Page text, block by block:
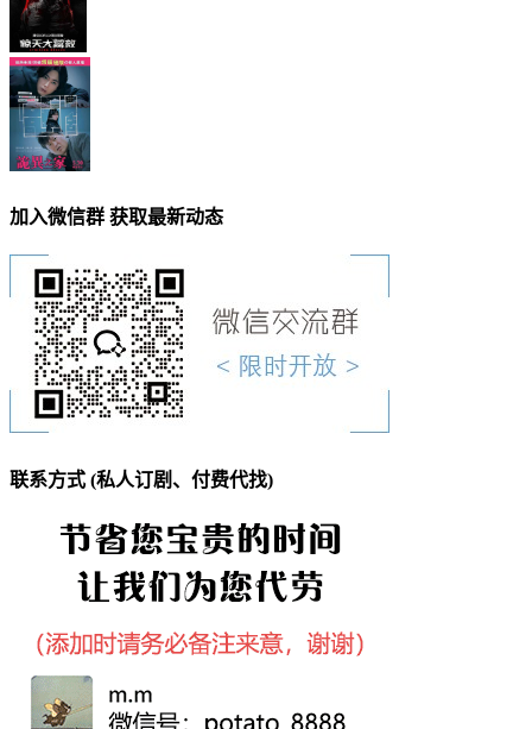
加入微信群 获取最新动态
联系方式 (私人订剧、付费代找)